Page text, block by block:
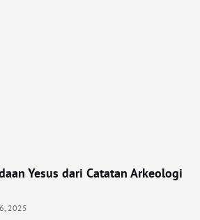
Yesus dari Catatan Arkeologi
2025